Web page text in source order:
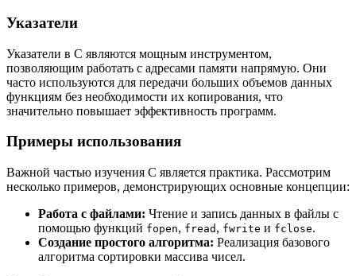
Указатели
Указатели в C являются мощным инструментом,
позволяющим работать с адресами памяти напрямую. Они
часто используются для передачи больших объемов данных
функциям без необходимости их копирования, что
значительно повышает эффективность программ.
Примеры использования
Важной частью изучения C является практика. Рассмотрим
несколько примеров, демонстрирующих основные концепции:
Работа с файлами: Чтение и запись данных в файлы с
помощью функций fopen, fread , fwrite и fclose.
Создание простого алгоритма: Реализация базового
алгоритма сортировки массива чисел.